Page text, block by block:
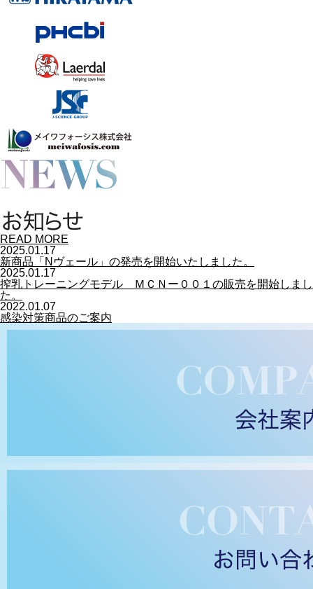
READ MORE
2025.01.17
新商品「Nヴェール」の発売を開始いたしました。
2025.01.17
搾乳トレーニングモデル ＭＣＮー００１の販売を開始しまし
た。
2022.01.07
感染対策商品のご案内